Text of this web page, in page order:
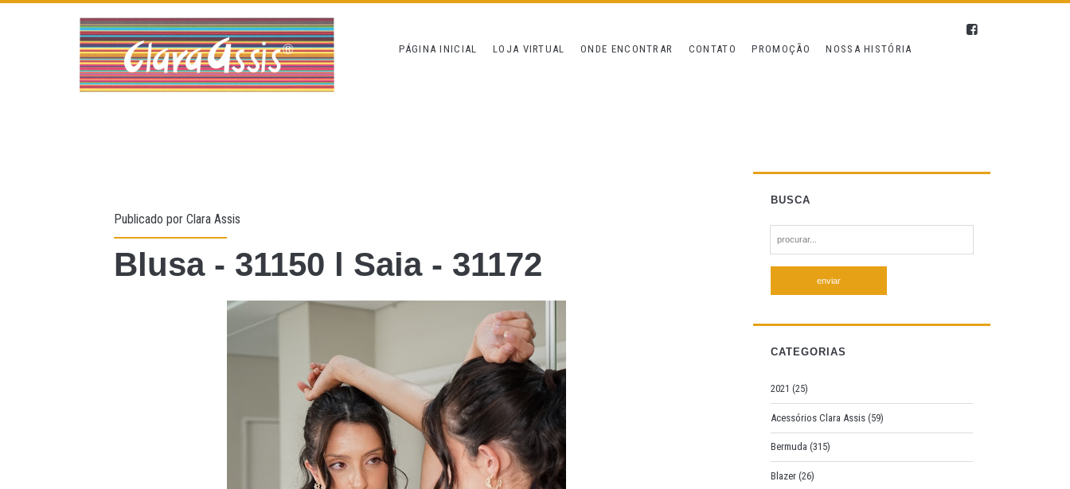
PÁGINA INICIAL LOJA VIRTUAL ONDE ENCONTRAR CONTATO PROMOÇÃO NOSSA HISTÓRIA
Publicado porClara Assis
Blusa - 31150 l Saia - 31172
BUSCA
e
h
f
r
:
CATEGORIAS
2021 (25)
Acessórios Clara Assis (59)
Bermuda (315)
Blazer (26)